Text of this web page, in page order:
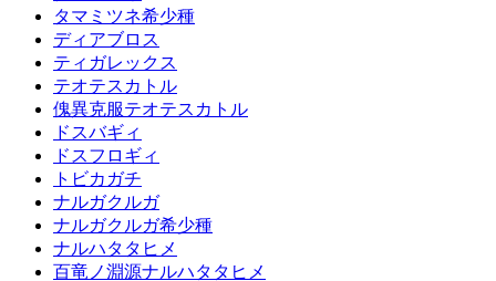
タマミツネ希少種
ディアブロス
ティガレックス
テオテスカトル
傀異克服テオテスカトル
ドスバギィ
ドスフロギィ
トビカガチ
ナルガクルガ
ナルガクルガ希少種
ナルハタタヒメ
百竜ノ淵源ナルハタタヒメ